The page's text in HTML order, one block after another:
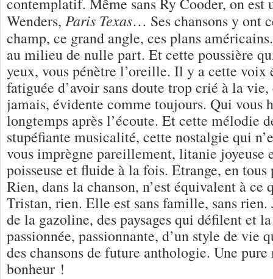
Wenders, Paris Texas… Ses chansons y ont
champ, ce grand angle, ces plans
au milieu de nulle part. Et cette poussière
yeux, vous pénètre l’oreille. Il y a cette voix
fatiguée d’avoir sans doute trop crié à la
jamais, évidente comme toujours. Qui vous
longtemps après l’écoute. Et cette mélodie
stupéfiante musicalité, cette nostalgie qui
vous imprègne pareillement, litanie joyeuse
poisseuse et fluide à la fois. Etrange, en
Rien, dans la chanson, n’est équivalent à ce
Tristan, rien. Elle est sans famille, sans rien.
de la gazoline, des paysages qui défilent et
passionnée, passionnante, d’un style de vie
des chansons de future anthologie. Une
bonheur !